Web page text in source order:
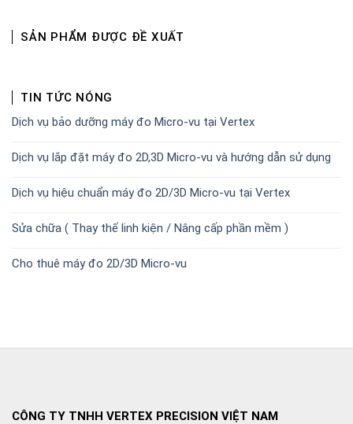
SẢN PHẨM ĐƯỢC ĐỀ XUẤT
TIN TỨC NÓNG
Dịch vụ bảo dưỡng máy đo Micro-vu tại Vertex
Dịch vụ lắp đặt máy đo 2D,3D Micro-vu và hướng dẫn sử dụng
Dịch vụ hiệu chuẩn máy đo 2D/3D Micro-vu tại Vertex
Sửa chữa ( Thay thế linh kiện / Nâng cấp phần mềm )
Cho thuê máy đo 2D/3D Micro-vu
CÔNG TY TNHH VERTEX PRECISION VIỆT NAM